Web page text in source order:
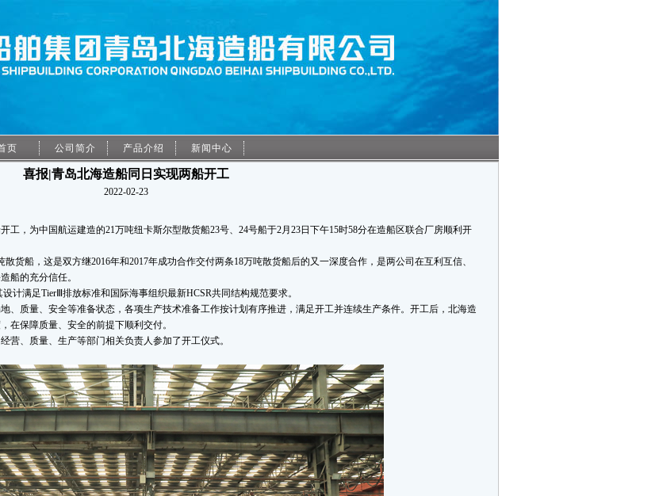
页 公司简介 产品介绍 新闻中心
喜报|青岛北海造船同日实现两船开工
2022-02-23
工，为中国航运建造的21万吨纽卡斯尔型散货船23号、24号船于2月23日下午15时58分在造船区联合厂房顺利开
货船，这是双方继2016年和2017年成功合作交付两条18万吨散货船后的又一深度合作，是两公司在互利互信、
船的充分信任。
计满足TierⅢ排放标准和国际海事组织最新HCSR共同结构规范要求。
、质量、安全等准备状态，各项生产技术准备工作按计划有序推进，满足开工并连续生产条件。开工后，北海造
在保障质量、安全的前提下顺利交付。
营、质量、生产等部门相关负责人参加了开工仪式。